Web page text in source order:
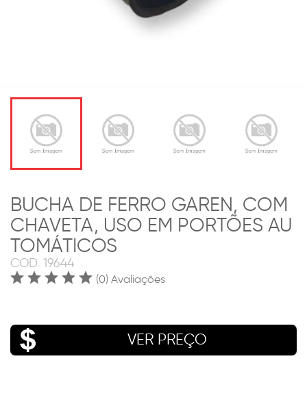
BUCHA DE FERRO GAREN, COM
CHAVETA, USO EM PORTÕES AU
TOMÁTICOS
COD. 19644
(0) Avaliações
VER PREÇO